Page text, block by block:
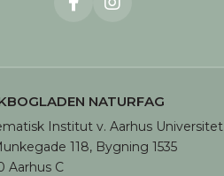
NATURFAG
Institut v. Aarhus Universitet
118, Bygning 1535
Aarhus C